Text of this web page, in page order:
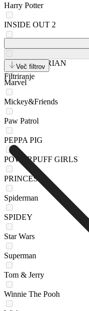
Harry Potter
INSIDE OUT 2
MANDALORIAN
Marvel
Mickey&Friends
Paw Patrol
PEPPA PIG
POWERPUFF GIRLS
PRINCESS
Spiderman
SPIDEY
Star Wars
Superman
Tom & Jerry
Winnie The Pooh
Več filtrov
Filtriranje